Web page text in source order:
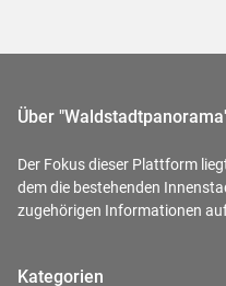
Über
Der Fokus dieser Plattform
dem die bestehenden
zugehörigen Informationen
Kategorien